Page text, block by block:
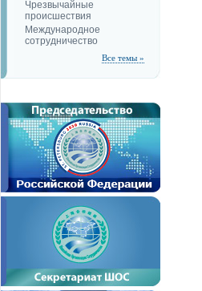
Чрезвычайные
происшествия
Международное
сотрудничество
Все темы »